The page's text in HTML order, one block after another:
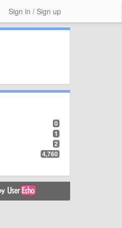
Sign in / Sign up
0
1
2
4,760